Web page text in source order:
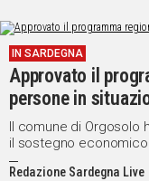
IN SARDEGNA
Approvato il
persone in
Il comune di Orgosolo
il sostegno
povertà e disagio
Redazione Sardegna Live